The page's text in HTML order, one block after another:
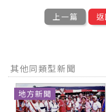
上一篇
其他同類型新聞
地方新聞